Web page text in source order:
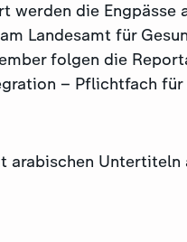
werden die Engpässe
Landesamt für
folgen die
– Pflichtfach für
arabischen Untertiteln